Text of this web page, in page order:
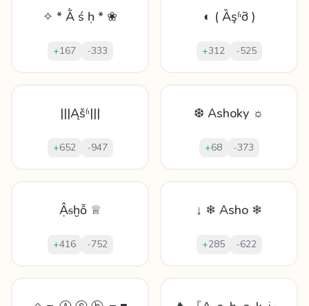
✧ * Ằ ś ḥ * ❀
+167 -333
◐ ( Ȁşʱỡ )
+312 -525
|||Ąšʱ|||
+652 -947
❆ Ashoky ☼
+68 -373
Ậᵴḫỗ ♕
+416 -752
↓ ❄ Asho ❄
+285 -622